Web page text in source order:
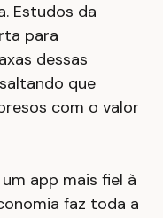
Estudos da
para
dessas
que
com o valor
app mais fiel à
faz toda a